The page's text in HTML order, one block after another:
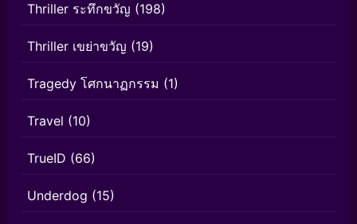
Thriller ระทึกขวัญ (198)
Thriller เขย่าขวัญ (19)
Tragedy โศกนาฏกรรม (1)
Travel (10)
TrueID (66)
Underdog (15)